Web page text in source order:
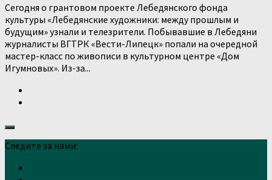
Сегодня о грантовом проекте Лебедянского фонда
культуры «Лебедянские художники: между прошлым и
будущим» узнали и телезрители. Побывавшие в Лебедяни
журналисты ВГТРК «Вести-Липецк» попали на очередной
мастер-класс по живописи в культурном центре «Дом
Игумновых». Из-за...
Следите за нами: